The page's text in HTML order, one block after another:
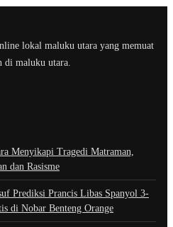
lokal maluku utara yang memuat
di maluku utara.
Menyikapi Tragedi Matraman,
dan Rasisme
Prediksi Prancis Libas Spanyol 3-
di Nobar Benteng Orange